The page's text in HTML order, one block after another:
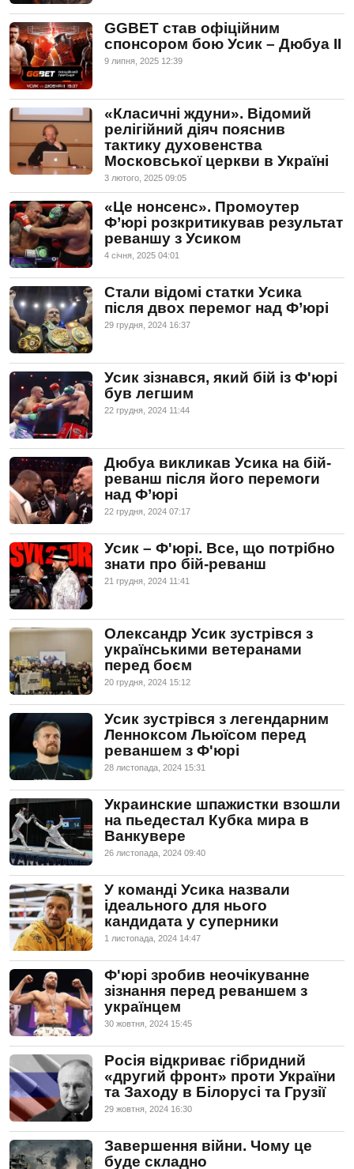
GGBET став офіційним
cпонсором бою Усик – Дюбуа ІІ
9 липня, 2025 12:39
«Класичні ждуни». Відомий
релігійний діяч пояснив
тактику духовенства
Московської церкви в Україні
3 лютого, 2025 09:05
«Це нонсенс». Промоутер
Ф’юрі розкритикував результат
реваншу з Усиком
4 сiчня, 2025 04:01
Стали відомі статки Усика
після двох перемог над Ф’юрі
29 грудня, 2024 16:37
Усик зізнався, який бій із Ф'юрі
був легшим
22 грудня, 2024 11:44
Дюбуа викликав Усика на бій-
реванш після його перемоги
над Ф’юрі
22 грудня, 2024 07:17
Усик – Ф'юрі. Все, що потрібно
знати про бій-реванш
21 грудня, 2024 11:41
Олександр Усик зустрівся з
українськими ветеранами
перед боєм
20 грудня, 2024 15:12
Усик зустрівся з легендарним
Ленноксом Льюїсом перед
реваншем з Ф'юрі
28 листопада, 2024 15:31
Украинские шпажистки взошли
на пьедестал Кубка мира в
Ванкувере
26 листопада, 2024 09:40
У команді Усика назвали
ідеального для нього
кандидата у суперники
1 листопада, 2024 14:47
Ф'юрі зробив неочікуванне
зізнання перед реваншем з
українцем
30 жовтня, 2024 15:45
Росія відкриває гібридний
«другий фронт» проти України
та Заходу в Білорусі та Грузії
29 жовтня, 2024 16:30
Завершення війни. Чому це
буде складно